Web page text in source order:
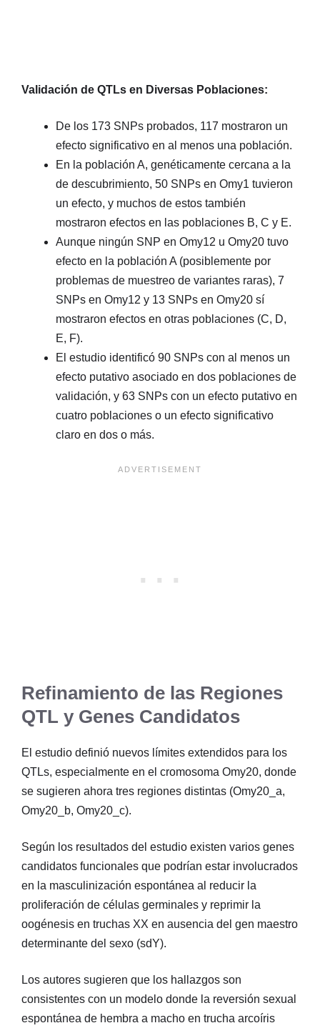
Validación de QTLs en Diversas Poblaciones:
De los 173 SNPs probados, 117 mostraron un
efecto significativo en al menos una población.
En la población A, genéticamente cercana a la
de descubrimiento, 50 SNPs en Omy1 tuvieron
un efecto, y muchos de estos también
mostraron efectos en las poblaciones B, C y E.
Aunque ningún SNP en Omy12 u Omy20 tuvo
efecto en la población A (posiblemente por
problemas de muestreo de variantes raras), 7
SNPs en Omy12 y 13 SNPs en Omy20 sí
mostraron efectos en otras poblaciones (C, D,
E, F).
El estudio identificó 90 SNPs con al menos un
efecto putativo asociado en dos poblaciones de
validación, y 63 SNPs con un efecto putativo en
cuatro poblaciones o un efecto significativo
claro en dos o más.
Refinamiento de las Regiones
QTL y Genes Candidatos
El estudio definió nuevos límites extendidos para los
QTLs, especialmente en el cromosoma Omy20, donde
se sugieren ahora tres regiones distintas (Omy20_a,
Omy20_b, Omy20_c).
Según los resultados del estudio existen varios genes
candidatos funcionales que podrían estar involucrados
en la masculinización espontánea al reducir la
proliferación de células germinales y reprimir la
oogénesis en truchas XX en ausencia del gen maestro
determinante del sexo (sdY).
Los autores sugieren que los hallazgos son
consistentes con un modelo donde la reversión sexual
espontánea de hembra a macho en trucha arcoíris